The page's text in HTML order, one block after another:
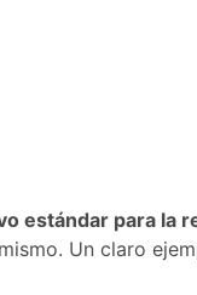
estándar para la
Un claro